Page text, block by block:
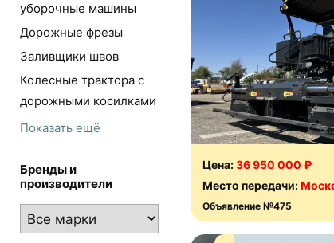
уборочные машины
Дорожные фрезы
Заливщики швов
Колесные трактора с
дорожными косилками
Показать ещё
Бренды и
производители
Цена:36 950 000 ₽
Место передачи:
Объявление №475